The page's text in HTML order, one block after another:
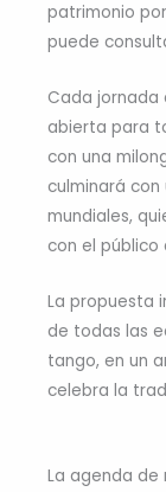
patrimonio
puede
Cada jornada
abierta para
con una
culminará
mundiales,
con el público
La propuesta
de todas las
tango, en un
celebra la
La agenda de